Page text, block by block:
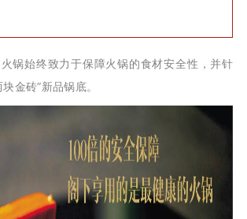
锅始终致力于保障火锅的食材安全性，并针
金砖”新品锅底。